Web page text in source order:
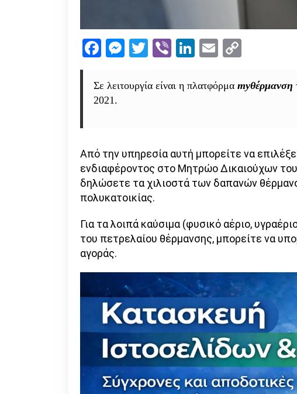
Facebook
Messenger
Twitter
ViberLinkedIn
Email
Σε λειτουργία είναι η πλατφόρμα myθέρμανση
2021.
Από την υπηρεσία αυτή μπορείτε να
ενδιαφέροντος στο Μητρώο Δικαιούχων
δηλώσετε τα χιλιοστά των δαπανών
πολυκατοικίας.
Για τα λοιπά καύσιμα (φυσικό αέριο,
του πετρελαίου θέρμανσης, μπορείτε να
αγοράς.